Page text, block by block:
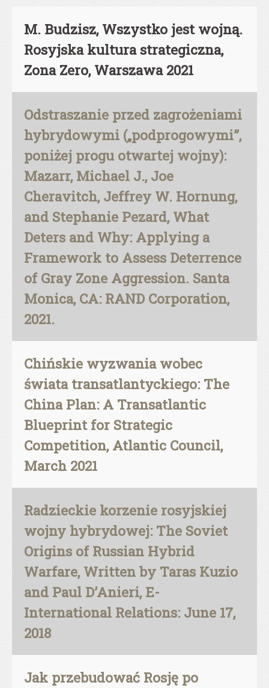
M. Budzisz, Wszystko jest wojną.
Rosyjska kultura strategiczna,
Zona Zero, Warszawa 2021
Odstraszanie przed zagrożeniami
hybrydowymi („podprogowymi”,
poniżej progu otwartej wojny):
Mazarr, Michael J., Joe
Cheravitch, Jeffrey W. Hornung,
and Stephanie Pezard, What
Deters and Why: Applying a
Framework to Assess Deterrence
of Gray Zone Aggression. Santa
Monica, CA: RAND Corporation,
2021.
Chińskie wyzwania wobec
świata transatlantyckiego: The
China Plan: A Transatlantic
Blueprint for Strategic
Competition, Atlantic Council,
March 2021
Radzieckie korzenie rosyjskiej
wojny hybrydowej: The Soviet
Origins of Russian Hybrid
Warfare, Written by Taras Kuzio
and Paul D’Anieri, E-
International Relations: June 17,
2018
Jak przebudować Rosję po